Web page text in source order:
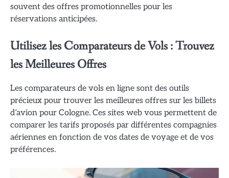
souvent des offres promotionnelles pour les
réservations anticipées.
Utilisez les Comparateurs de Vols : Trouvez
les Meilleures Offres
Les comparateurs de vols en ligne sont des outils
précieux pour trouver les meilleures offres sur les billets
d’avion pour Cologne. Ces sites web vous permettent de
comparer les tarifs proposés par différentes compagnies
aériennes en fonction de vos dates de voyage et de vos
préférences.